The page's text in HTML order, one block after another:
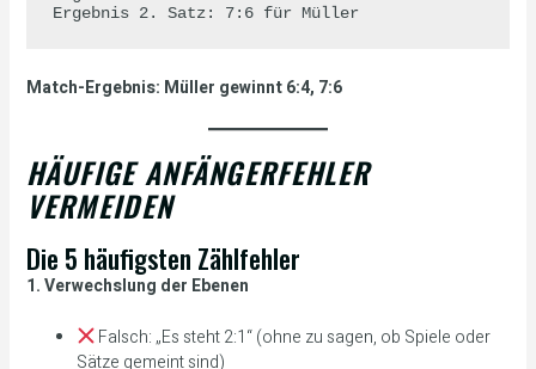
Match-Ergebnis: Müller gewinnt 6:4, 7:6
HÄUFIGE ANFÄNGERFEHLER
VERMEIDEN
Die 5 häufigsten Zählfehler
1. Verwechslung der Ebenen
Falsch: „Es steht 2:1“ (ohne zu sagen, ob Spiele oder
Sätze gemeint sind)